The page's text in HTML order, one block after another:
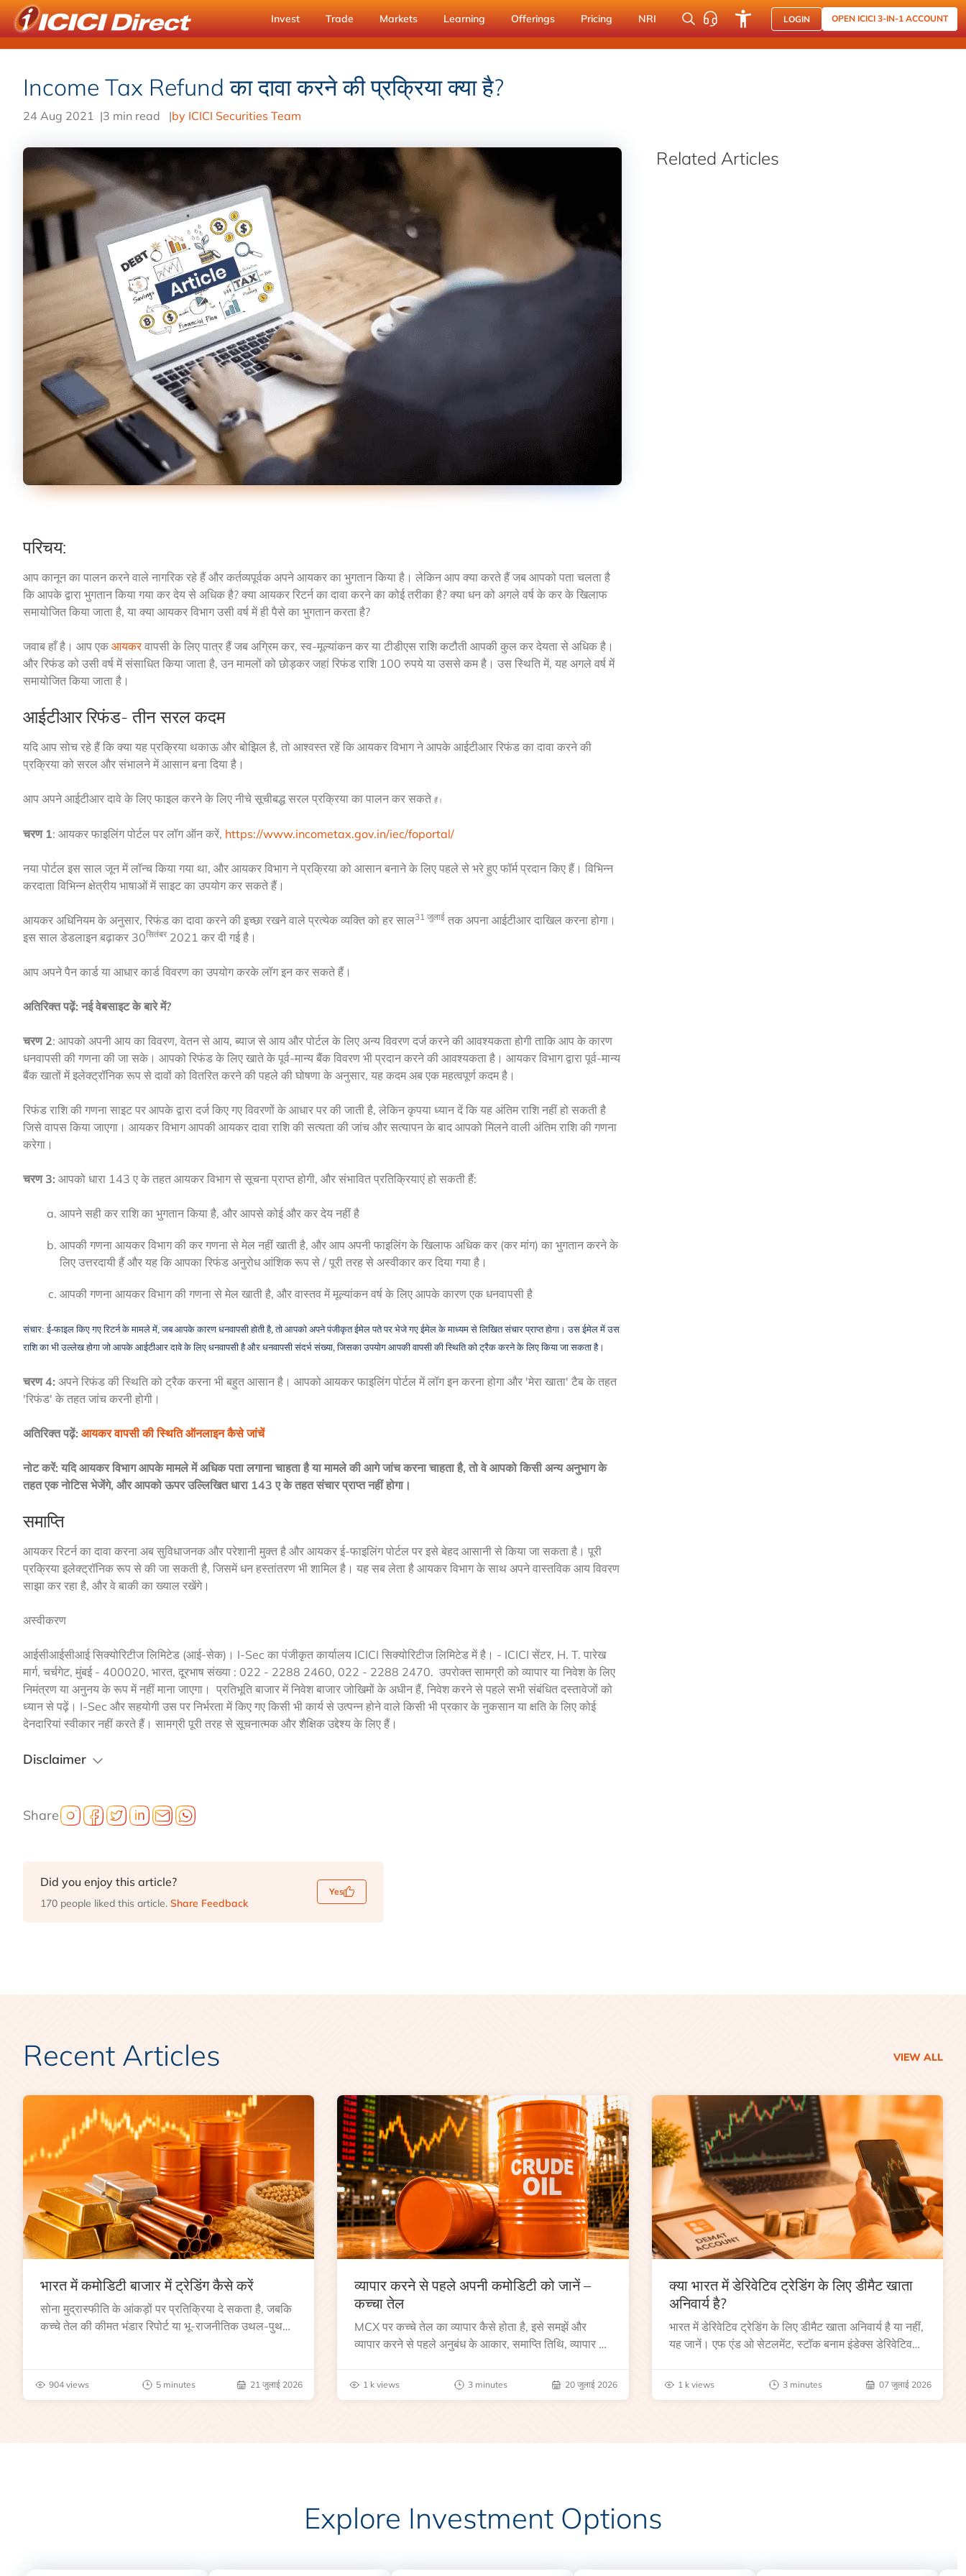
Invest Trade Markets Learning Offerings Pricing NRI LOGIN OPEN ICICI 3-IN-1 ACCOUNT
Income Tax Refund का दावा करने की प्रक्रिया क्या है?
24 Aug 2021 |3 min read |by ICICI Securities Team
परिचय:
आप कानून का पालन करने वाले नागरिक रहे हैं और कर्तव्यपूर्वक अपने आयकर का भुगतान किया है। लेकिन आप क्या करते हैं जब आपको पता चलता है
कि आपके द्वारा भुगतान किया गया कर देय से अधिक है? क्या आयकर रिटर्न का दावा करने का कोई तरीका है? क्या धन को अगले वर्ष के कर के खिलाफ
समायोजित किया जाता है, या क्या आयकर विभाग उसी वर्ष में ही पैसे का भुगतान करता है?
जवाब हाँ है। आप एक आयकरवापसी के लिए पात्र हैं जब अग्रिम कर, स्व-मूल्यांकन कर या टीडीएस राशि कटौती आपकी कुल कर देयता से अधिक है।
और रिफंड को उसी वर्ष में संसाधित किया जाता है, उन मामलों को छोड़कर जहां रिफंड राशि 100 रुपये या उससे कम है। उस स्थिति में, यह अगले वर्ष में
समायोजित किया जाता है।
आईटीआर रिफंड- तीन सरल कदम
यदि आप सोच रहे हैं कि क्या यह प्रक्रिया थकाऊ और बोझिल है, तो आश्वस्त रहें कि आयकर विभाग ने आपके आईटीआर रिफंड का दावा करने की
प्रक्रिया को सरल और संभालने में आसान बना दिया है।
आप अपने आईटीआर दावे के लिए फाइल करने के लिए नीचे सूचीबद्ध सरल प्रक्रिया का पालन कर सकते हैं।
चरण 1: आयकर फाइलिंग पोर्टल पर लॉग ऑन करें, https://www.incometax.gov.in/iec/foportal/
नया पोर्टल इस साल जून में लॉन्च किया गया था, और आयकर विभाग ने प्रक्रिया को आसान बनाने के लिए पहले से भरे हुए फॉर्म प्रदान किए हैं। विभिन्न
करदाता विभिन्न क्षेत्रीय भाषाओं में साइट का उपयोग कर सकते हैं।
आयकर अधिनियम के अनुसार, रिफंड का दावा करने की इच्छा रखने वाले प्रत्येक व्यक्ति को हर साल31 जुलाई तक अपना आईटीआर दाखिल करना होगा।
इस साल डेडलाइन बढ़ाकर 30सितंबर2021 कर दी गई है।
आप अपने पैन कार्ड या आधार कार्ड विवरण का उपयोग करके लॉग इन कर सकते हैं।
अतिरिक्त पढ़ें: नई वेबसाइट के बारे में?
चरण 2: आपको अपनी आय का विवरण, वेतन से आय, ब्याज से आय और पोर्टल के लिए अन्य विवरण दर्ज करने की आवश्यकता होगी ताकि आप के कारण
धनवापसी की गणना की जा सके। आपको रिफंड के लिए खाते के पूर्व-मान्य बैंक विवरण भी प्रदान करने की आवश्यकता है। आयकर विभाग द्वारा पूर्व-मान्य
बैंक खातों में इलेक्ट्रॉनिक रूप से दावों को वितरित करने की पहले की घोषणा के अनुसार, यह कदम अब एक महत्वपूर्ण कदम है।
रिफंड राशि की गणना साइट पर आपके द्वारा दर्ज किए गए विवरणों के आधार पर की जाती है, लेकिन कृपया ध्यान दें कि यह अंतिम राशि नहीं हो सकती है
जिसे वापस किया जाएगा। आयकर विभाग आपकी आयकर दावा राशि की सत्यता की जांच और सत्यापन के बाद आपको मिलने वाली अंतिम राशि की गणना
करेगा।
चरण 3: आपको धारा 143 ए के तहत आयकर विभाग से सूचना प्राप्त होगी, और संभावित प्रतिक्रियाएं हो सकती हैं:
आपने सही कर राशि का भुगतान किया है, और आपसे कोई और कर देय नहीं है
आपकी गणना आयकर विभाग की कर गणना से मेल नहीं खाती है, और आप अपनी फाइलिंग के खिलाफ अधिक कर (कर मांग) का भुगतान करने के
लिए उत्तरदायी हैं और यह कि आपका रिफंड अनुरोध आंशिक रूप से / पूरी तरह से अस्वीकार कर दिया गया है।
आपकी गणना आयकर विभाग की गणना से मेल खाती है, और वास्तव में मूल्यांकन वर्ष के लिए आपके कारण एक धनवापसी है
संचार: ई-फाइल किए गए रिटर्न के मामले में, जब आपके कारण धनवापसी होती है, तो आपको अपने पंजीकृत ईमेल पते पर भेजे गए ईमेल के माध्यम से लिखित संचार प्राप्त होगा। उस ईमेल में उस
राशि का भी उल्लेख होगा जो आपके आईटीआर दावे के लिए धनवापसी है और धनवापसी संदर्भ संख्या, जिसका उपयोग आपकी वापसी की स्थिति को ट्रैक करने के लिए किया जा सकता है।
चरण 4: अपने रिफंड की स्थिति को ट्रैक करना भी बहुत आसान है। आपको आयकर फाइलिंग पोर्टल में लॉग इन करना होगा और 'मेरा खाता' टैब के तहत
'रिफंड' के तहत जांच करनी होगी।
अतिरिक्त पढ़ें: आयकर वापसी की स्थिति ऑनलाइन कैसे जांचें
नोट करें: यदि आयकर विभाग आपके मामले में अधिक पता लगाना चाहता है या मामले की आगे जांच करना चाहता है, तो वे आपको किसी अन्य अनुभाग के
तहत एक नोटिस भेजेंगे, और आपको ऊपर उल्लिखित धारा 143 ए के तहत संचार प्राप्त नहीं होगा।
समाप्ति
आयकर रिटर्न का दावा करना अब सुविधाजनक और परेशानी मुक्त है और आयकर ई-फाइलिंग पोर्टल पर इसे बेहद आसानी से किया जा सकता है। पूरी
प्रक्रिया इलेक्ट्रॉनिक रूप से की जा सकती है, जिसमें धन हस्तांतरण भी शामिल है। यह सब लेता है आयकर विभाग के साथ अपने वास्तविक आय विवरण
साझा कर रहा है, और वे बाकी का ख्याल रखेंगे।
अस्वीकरण
आईसीआईसीआई सिक्योरिटीज लिमिटेड (आई-सेक)। I-Sec का पंजीकृत कार्यालय ICICI सिक्योरिटीज लिमिटेड में है। - ICICI सेंटर, H. T. पारेख
मार्ग, चर्चगेट, मुंबई - 400020, भारत, दूरभाष संख्या : 022 - 2288 2460, 022 - 2288 2470. उपरोक्त सामग्री को व्यापार या निवेश के लिए
निमंत्रण या अनुनय के रूप में नहीं माना जाएगा। प्रतिभूति बाजार में निवेश बाजार जोखिमों के अधीन हैं, निवेश करने से पहले सभी संबंधित दस्तावेजों को
ध्यान से पढ़ें। I-Sec और सहयोगी उस पर निर्भरता में किए गए किसी भी कार्य से उत्पन्न होने वाले किसी भी प्रकार के नुकसान या क्षति के लिए कोई
देनदारियां स्वीकार नहीं करते हैं। सामग्री पूरी तरह से सूचनात्मक और शैक्षिक उद्देश्य के लिए हैं।
Disclaimer
Share
Did you enjoy this article?
170 people liked this article. Share Feedback
Yes
Related Articles
Recent Articles VIEW ALL
भारत में कमोडिटी बाजार में ट्रेडिंग कैसे करें
सोना मुद्रास्फीति के आंकड़ों पर प्रतिक्रिया दे सकता है, जबकि
कच्चे तेल की कीमत भंडार रिपोर्ट या भू-राजनीतिक उथल-पुथल
904 views 5 minutes 21 जुलाई 2026
व्यापार करने से पहले अपनी कमोडिटी को जानें –
कच्चा तेल
MCX पर कच्चे तेल का व्यापार कैसे होता है, इसे समझें और
व्यापार करने से पहले अनुबंध के आकार, समाप्ति तिथि, व्यापार के
जानें।1 k views 3 minutes 20 जुलाई 2026
क्या भारत में डेरिवेटिव ट्रेडिंग के लिए डीमैट खाता
अनिवार्य है?
भारत में डेरिवेटिव ट्रेडिंग के लिए डीमैट खाता अनिवार्य है या नहीं,
यह जानें। एफ एंड ओ सेटलमेंट, स्टॉक बनाम इंडेक्स डेरिवेटिव
1 k views 3 minutes 07 जुलाई 2026
Explore Investment Options